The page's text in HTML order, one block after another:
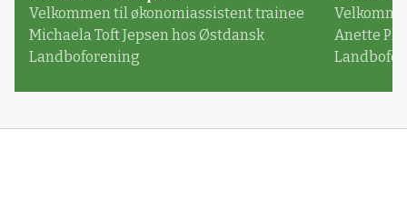
Velkommen til økonomiassistent trainee
Michaela Toft Jepsen hos Østdansk
Landboforening
Anette